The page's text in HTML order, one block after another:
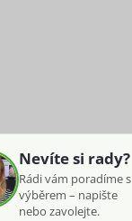
Nevíte si rady?
Rádi vám poradíme s
výběrem – napište
nebo zavolejte.